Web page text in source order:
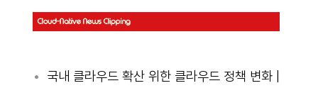
국내 클라우드 확산 위한 클라우드 정책 변화 |